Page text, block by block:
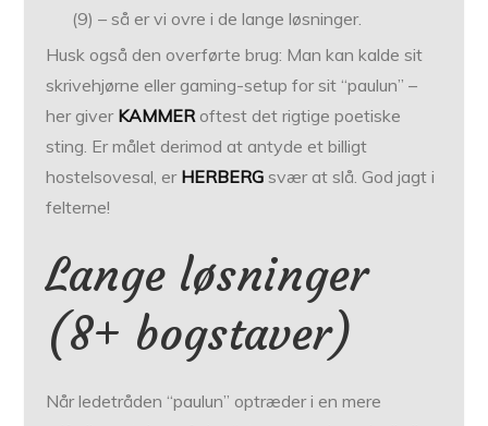
(9) – så er vi ovre i de lange løsninger.
Husk også den overførte brug: Man kan kalde sit
skrivehjørne eller gaming-setup for sit “paulun” –
her giver KAMMER oftest det rigtige poetiske
sting. Er målet derimod at antyde et billigt
hostelsovesal, er HERBERG svær at slå. God jagt i
felterne!
Lange løsninger
(8+ bogstaver)
Når ledetråden “paulun” optræder i en mere